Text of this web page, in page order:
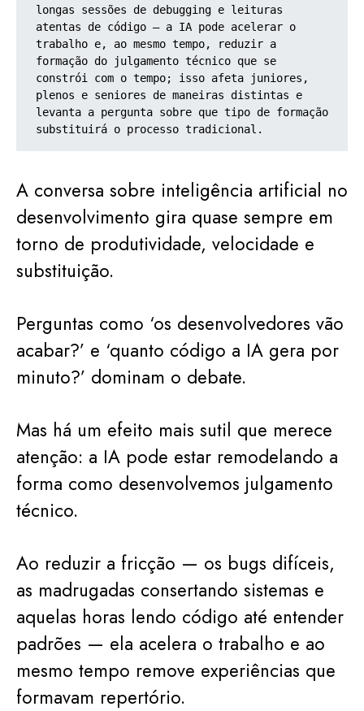
longas sessões de debugging e leituras
atentas de código — a IA pode acelerar o
trabalho e, ao mesmo tempo, reduzir a
formação do julgamento técnico que se
constrói com o tempo; isso afeta juniores,
plenos e seniores de maneiras distintas e
levanta a pergunta sobre que tipo de formação
substituirá o processo tradicional.
A conversa sobre inteligência artificial no
desenvolvimento gira quase sempre em
torno de produtividade, velocidade e
substituição.
Perguntas como ‘os desenvolvedores vão
acabar?’ e ‘quanto código a IA gera por
minuto?’ dominam o debate.
Mas há um efeito mais sutil que merece
atenção: a IA pode estar remodelando a
forma como desenvolvemos julgamento
técnico.
Ao reduzir a fricção — os bugs difíceis,
as madrugadas consertando sistemas e
aquelas horas lendo código até entender
padrões — ela acelera o trabalho e ao
mesmo tempo remove experiências que
formavam repertório.